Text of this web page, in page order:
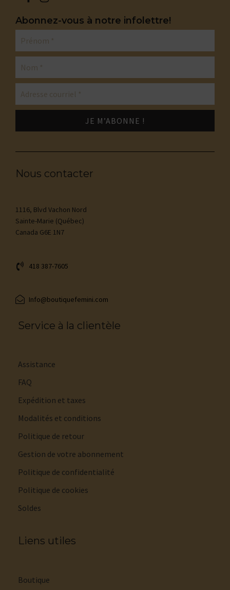
Abonnez-vous à notre infolettre!
Nous contacter
1116, Blvd Vachon Nord
Sainte-Marie (Québec)
Canada G6E 1N7
418 387-7605
Info@boutiquefemini.com
Service à la clientèle
Assistance
FAQ
Expédition et taxes
Modalités et conditions
Politique de retour
Gestion de votre abonnement
Politique de confidentialité
Politique de cookies
Soldes
Liens utiles
Boutique